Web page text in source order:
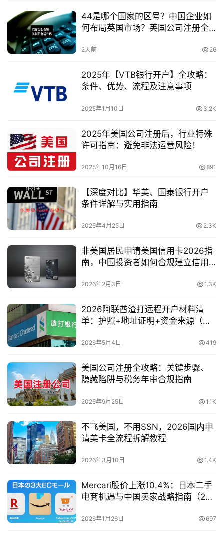
44是哪个国家的区号？中国企业如
何布局英国市场？英国公司注册全
2天前 26
2025年【VTB银行开户】全攻略：
条件、优势、流程及注意事项
2025年1月10日 3.2K
2025年美国公司注册后，行业特殊
许可指南：避免非法运营风险！
2025年10月16日 891
【深度对比】华美、国泰银行开户
条件详解与实用指南
2025年4月25日 2.3K
非美国居民申请美国信用卡2026指
南，中国投资者如何合规建立信用
2026年2月3日 1.3K
2026阿联酋渣打远程开户材料清
单：护照+地址证明+资金来源（最
2026年5月4日 419
美国公司注册全攻略：关键步骤、
隐藏陷阱与税务年审合规指南
2025年9月25日 1.1K
不飞美国，不用SSN，2026国内申
请美卡全流程拆解教程
2026年3月10日 1.4K
Mercari股价上涨10.4%：日本二手
电商机遇与中国卖家战略指南（26
2026年1月26日 697